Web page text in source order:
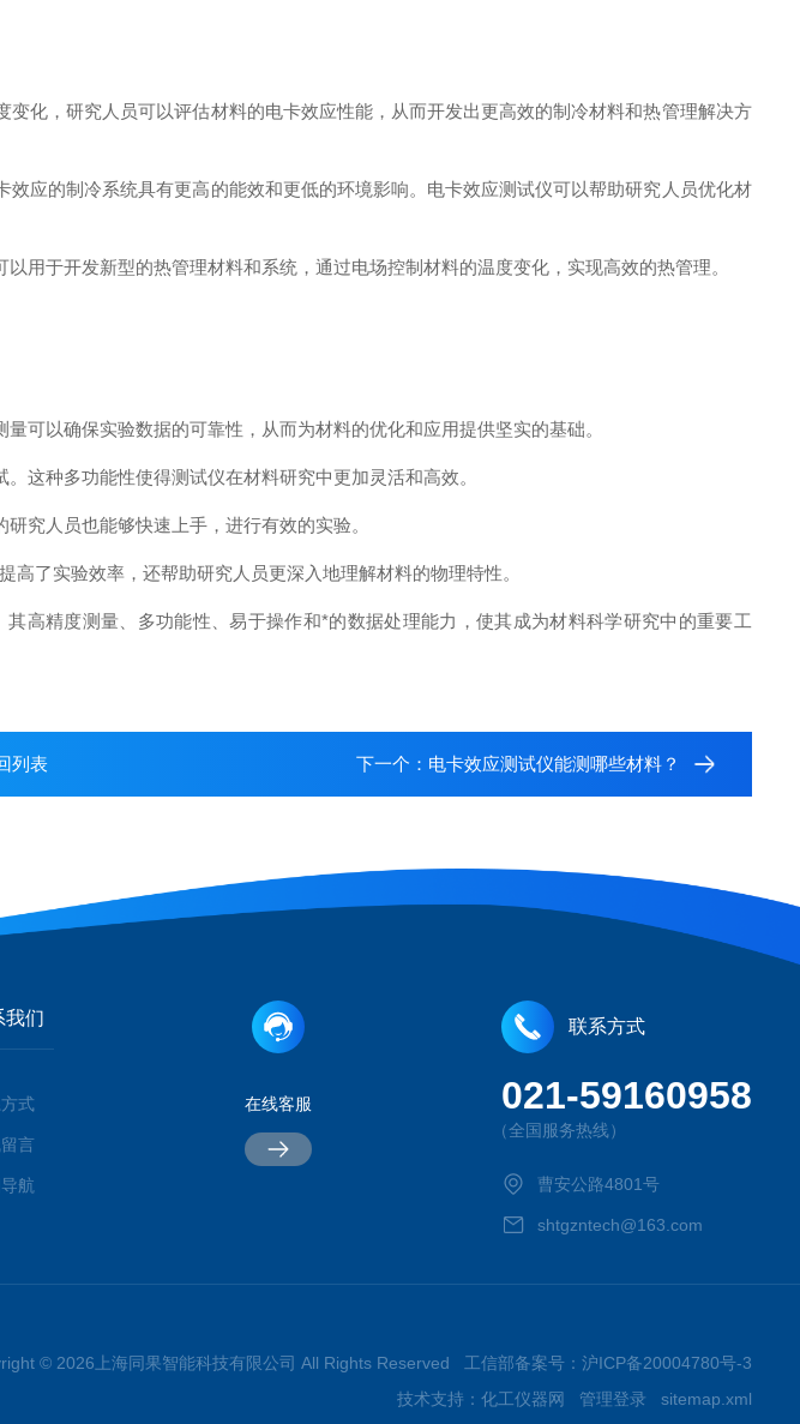
，研究人员可以评估材料的电卡效应性能，从而开发出更高效的制冷材料和热管理解决方
的制冷系统具有更高的能效和更低的环境影响。电卡效应测试仪可以帮助研究人员优化材
于开发新型的热管理材料和系统，通过电场控制材料的温度变化，实现高效的热管理。
以确保实验数据的可靠性，从而为材料的优化和应用提供坚实的基础。
种多功能性使得测试仪在材料研究中更加灵活和高效。
究人员也能够快速上手，进行有效的实验。
了实验效率，还帮助研究人员更深入地理解材料的物理特性。
精度测量、多功能性、易于操作和*的数据处理能力，使其成为材料科学研究中的重要工
列表 下一个： 电卡效应测试仪能测哪些材料？
我们
式
言
航
在线客服
联系方式
021-59160958
（全国服务热线）
曹安公路4801号
shtgzntech@163.com
© 2026上海同果智能科技有限公司 All Rights Reserved 工信部备案号： 沪ICP备20004780号-3
技术支持： 化工仪器网 管理登录 sitemap.xml